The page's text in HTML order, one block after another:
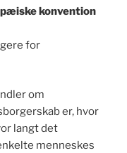
konvention
for
om
er, hvor
langt det
menneskes